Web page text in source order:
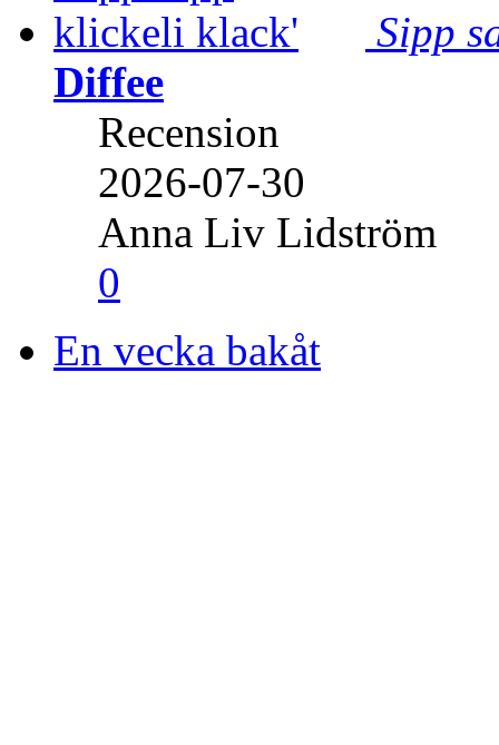
Sipp
Diffee
Recension
2026-07-30
Anna Liv Lidström
0
En vecka bakåt